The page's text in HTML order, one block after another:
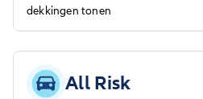
dekkingen tonen
All Risk